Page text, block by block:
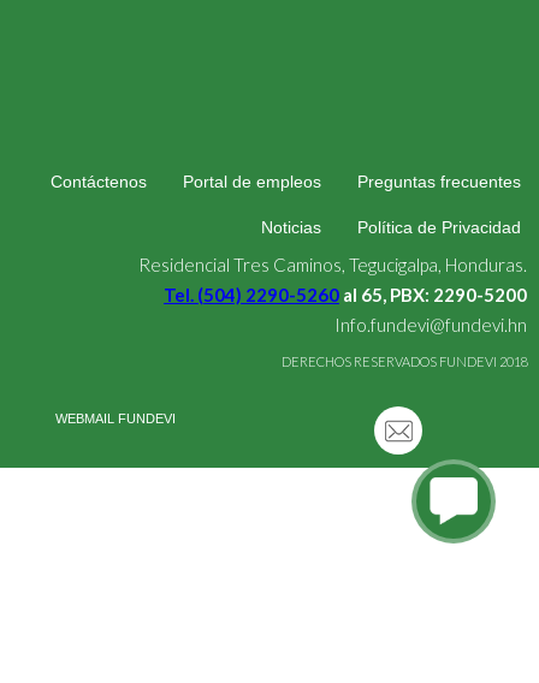
Contáctenos Portal de empleos Preguntas frecuentes
Noticias Política de Privacidad
Residencial Tres Caminos, Tegucigalpa, Honduras.
Tel. (504) 2290-5260 al 65, PBX: 2290-5200
Info.fundevi@fundevi.hn
DERECHOS RESERVADOS FUNDEVI 2018
WEBMAIL FUNDEVI